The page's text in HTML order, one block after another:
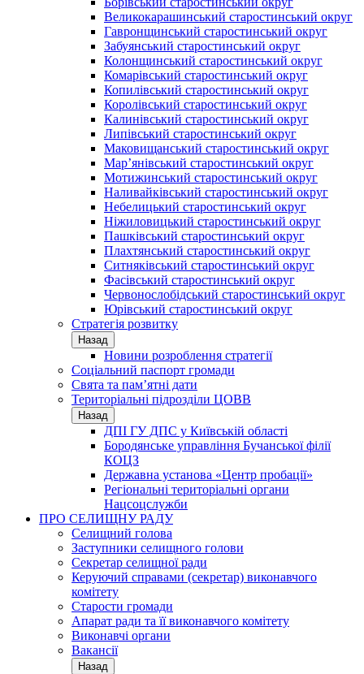
Великокарашинський старостинський округ
Гавронщинський старостинський округ
Забуянський старостинський округ
Колонщинський старостинський округ
Комарівський старостинський округ
Копилівський старостинський округ
Королівський старостинський округ
Калинівський старостинський округ
Липівський старостинський округ
Маковищанський старостинський округ
Мар’янівський старостинський округ
Мотижинський старостинський округ
Наливайківський старостинський округ
Небелицький старостинський округ
Ніжиловицький старостинський округ
Пашківський старостинський округ
Плахтянський старостинський округ
Ситняківський старостинський округ
Фасівський старостинський округ
Червонослобідський старостинський округ
Юрівський старостинський округ
Стратегія розвитку
Назад
Новини розроблення стратегії
Соціальний паспорт громади
Свята та пам’ятні дати
Територіальні підрозділи ЦОВВ
Назад
ДПІ ГУ ДПС у Київській області
Бородянське управління Бучанської філії
КОЦЗ
Державна установа «Центр пробації»
Регіональні територіальні органи
Нацсоцслужби
ПРО СЕЛИЩНУ РАДУ
Селищний голова
Заступники селищного голови
Секретар селищної ради
Керуючий справами (секретар) виконавчого
комітету
Старости громади
Апарат ради та її виконавчого комітету
Виконавчі органи
Вакансії
Назад